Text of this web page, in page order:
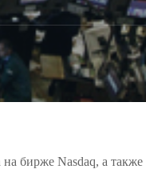
на бирже Nasdaq, а